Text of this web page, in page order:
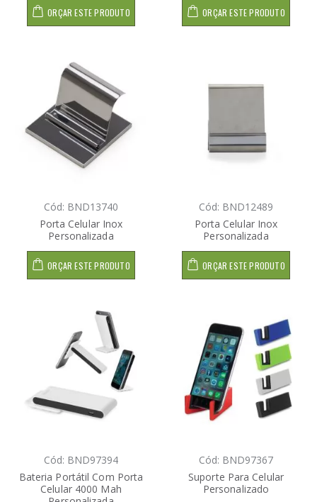
ORÇAR ESTE PRODUTO ORÇAR ESTE PRODUTO
Cód: BND13740
Porta Celular Inox
Personalizada
ORÇAR ESTE PRODUTO
Cód: BND12489
Porta Celular Inox
Personalizada
ORÇAR ESTE PRODUTO
Cód: BND97394
Bateria Portátil Com Porta
Celular 4000 Mah
Cód: BND97367
Suporte Para Celular
Personalizado